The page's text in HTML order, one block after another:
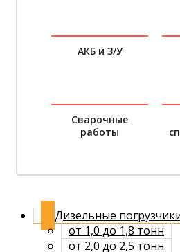
АКБ и З/У
Сварочные
работы
Дизельные
от 1,0 до 1,8 тонн
от 2,0 до 2,5 тонн